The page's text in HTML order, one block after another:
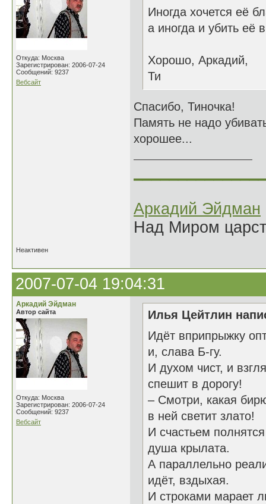
Откуда: Москва
Зарегистрирован: 2006-07-24
Сообщений: 9237
Вебсайт
Иногда хочется её
а иногда и убить её
Хорошо, Аркадий,
Ти
Спасибо, Тиночка!
Память не надо
хорошее...
Аркадий Эйдман
Над Миром
Неактивен
2007-07-04 19:04:31
Аркадий Эйдман
Автор сайта
Откуда: Москва
Зарегистрирован: 2006-07-24
Сообщений: 9237
Вебсайт
Илья Цейтлин
Идёт вприпрыжку
и, слава Б-гу.
И духом чист, и
спешит в дорогу!
– Смотри, какая
в ней светит злато!
И счастьем
душа крылата.
А параллельно
идёт, вздыхая.
И строками марает